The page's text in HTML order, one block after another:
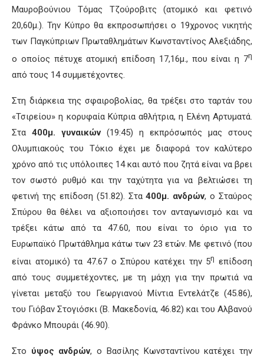
Μαυροβούνιου Τόμας Τζούροβιτς (ατομικό και φετινό
20,60μ.). Την Κύπρο θα εκπροσωπήσει ο 19χρονος νικητής
των Παγκύπριων Πρωταθλημάτων Κωνσταντίνος Αλεξιάδης,
ο οποίος πέτυχε ατομική επίδοση 17,16μ., που είναι η 7η
από τους 14 συμμετέχοντες.
Στη διάρκεια της σφαιροβολίας, θα τρέξει στο ταρτάν του
«Τσιρείου» η κορυφαία Κύπρια αθλήτρια, η Ελένη Αρτυματά.
Στα 400μ. γυναικών(19:45) η εκπρόσωπός μας στους
Ολυμπιακούς του Τόκιο έχει με διαφορά τον καλύτερο
χρόνο από τις υπόλοιπες 14 και αυτό που ζητά είναι να βρει
τον σωστό ρυθμό και την ταχύτητα για να βελτιώσει τη
φετινή της επίδοση (51.82). Στα400μ. ανδρών, ο Σταύρος
Σπύρου θα θέλει να αξιοποιήσει τον ανταγωνισμό και να
τρέξει κάτω από τα 47.60, που είναι το όριο για το
Ευρωπαϊκό Πρωτάθλημα κάτω των 23 ετών. Με φετινό (που
είναι ατομικό) τα 47.67 ο Σπύρου κατέχει την 5η επίδοση
από τους συμμετέχοντες, με τη μάχη για την πρωτιά να
γίνεται μεταξύ του Γεωργιανού Μίντια Εντελάτζε (45.86),
του Γιόβαν Στογιόσκι (Β. Μακεδονία, 46.82) και του Αλβανού
Φράνκο Μπουράι (46.90).
Στο ύψος ανδρών, ο Βασίλης Κωνσταντίνου κατέχει την